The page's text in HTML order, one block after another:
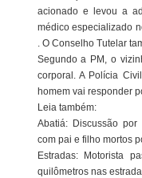
acionado e levou a
médico especializado
. O Conselho Tutelar
Segundo a PM, o
corporal. A Polícia
homem vai responder
Leia também:
Abatiá: Discussão
com pai e filho mortos
Estradas: Motorista
quilômetros nas